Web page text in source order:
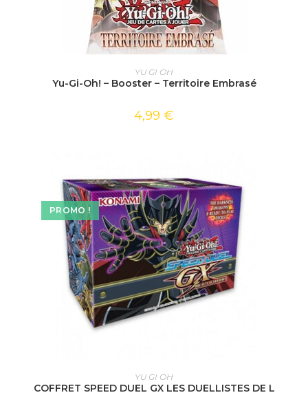
AJOUTER AU PANIER
YU GI OH
Yu-Gi-Oh! – Booster – Territoire Embrasé
4,99 €
PROMO !
AJOUTER AU PANIER
YU GI OH
COFFRET SPEED DUEL GX LES DUELLISTES DE L